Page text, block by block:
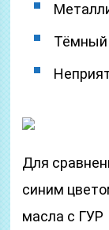
Тёмный
Для
синим
масла с ГУР